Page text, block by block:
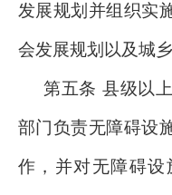
发展规划并组织实
会发展规划以及城乡
第五条 县级以
部门负责无障碍设
作，并对无障碍